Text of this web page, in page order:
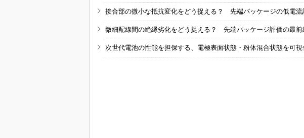
接合部の微小な抵抗変化をどう捉える？ 先端パッケージの低電流
微細配線間の絶縁劣化をどう捉える？ 先端パッケージ評価の最前
次世代電池の性能を担保する、電極表面状態・粉体混合状態を可